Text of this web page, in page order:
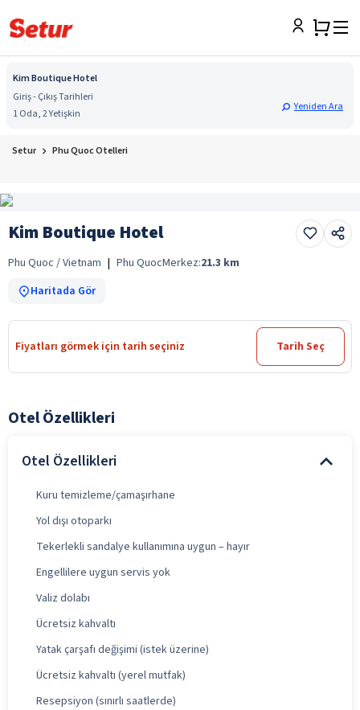
Kim Boutique Hotel
Giriş - Çıkış Tarihleri
1 Oda, 2 Yetişkin
Yeniden Ara
Setur Phu Quoc Otelleri
Kim Boutique Hotel
Phu Quoc / Vietnam | Phu QuocMerkez:21.3 km
Haritada Gör
Fiyatları görmek için tarih seçiniz Tarih Seç
Otel Özellikleri
Otel Özellikleri
Kuru temizleme/çamaşırhane
Yol dışı otoparkı
Tekerlekli sandalye kullanımına uygun – hayır
Engellilere uygun servis yok
Valiz dolabı
Ücretsiz kahvaltı
Yatak çarşafı değişimi (istek üzerine)
Ücretsiz kahvaltı (yerel mutfak)
Resepsiyon (sınırlı saatlerde)